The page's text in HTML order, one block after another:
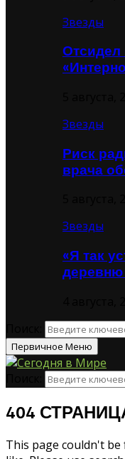
Звезды
Отсидел
Звезды
Риск
врача
Звезды
«Я так
Первичное Меню
404
This page couldn't be